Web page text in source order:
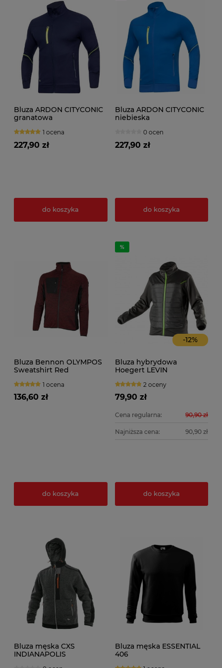
Bluza ARDON CITYCONIC
granatowa
1 ocena
227,90 zł
do koszyka
Bluza ARDON CITYCONIC
niebieska
0 ocen
227,90 zł
do koszyka
Bluza Bennon OLYMPOS
Sweatshirt Red
1 ocena
136,60 zł
do koszyka
-12%
Bluza hybrydowa
Hoegert LEVIN
2 oceny
79,90 zł
Cena regularna: 90,90 zł
Najniższa cena: 90,90 zł
do koszyka
Bluza męska CXS
INDIANAPOLIS
Bluza męska ESSENTIAL
406